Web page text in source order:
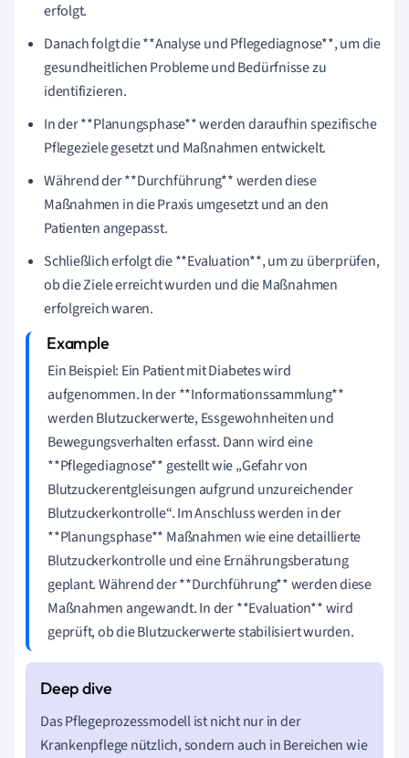
erfolgt.
Danach folgt die **Analyse und Pflegediagnose**, um die
gesundheitlichen Probleme und Bedürfnisse zu
identifizieren.
In der **Planungsphase** werden daraufhin spezifische
Pflegeziele gesetzt und Maßnahmen entwickelt.
Während der **Durchführung** werden diese
Maßnahmen in die Praxis umgesetzt und an den
Patienten angepasst.
Schließlich erfolgt die **Evaluation**, um zu überprüfen,
ob die Ziele erreicht wurden und die Maßnahmen
erfolgreich waren.
Ein Beispiel: Ein Patient mit Diabetes wird
aufgenommen. In der **Informationssammlung**
werden Blutzuckerwerte, Essgewohnheiten und
Bewegungsverhalten erfasst. Dann wird eine
**Pflegediagnose** gestellt wie „Gefahr von
Blutzuckerentgleisungen aufgrund unzureichender
Blutzuckerkontrolle“. Im Anschluss werden in der
**Planungsphase** Maßnahmen wie eine detaillierte
Blutzuckerkontrolle und eine Ernährungsberatung
geplant. Während der **Durchführung** werden diese
Maßnahmen angewandt. In der **Evaluation** wird
geprüft, ob die Blutzuckerwerte stabilisiert wurden.
Das Pflegeprozessmodell ist nicht nur in der
Krankenpflege nützlich, sondern auch in Bereichen wie